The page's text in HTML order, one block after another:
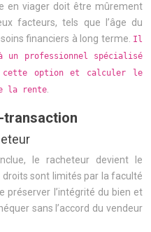
en viager doit être mûrement
facteurs, tels que l’âge du
financiers à long terme. Il
un professionnel spécialisé
cette option et calculer le
la rente
le racheteur devient le
sont limités par la faculté
préserver l’intégrité du bien et
sans l’accord du vendeur